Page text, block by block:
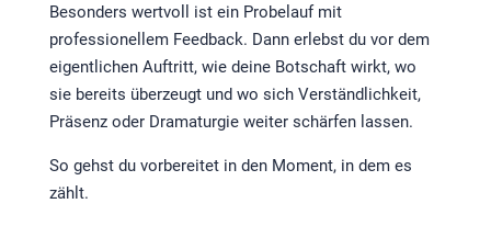
Besonders wertvoll ist ein Probelauf mit
professionellem Feedback. Dann erlebst du vor dem
eigentlichen Auftritt, wie deine Botschaft wirkt, wo
sie bereits überzeugt und wo sich Verständlichkeit,
Präsenz oder Dramaturgie weiter schärfen lassen.
So gehst du vorbereitet in den Moment, in dem es
zählt.